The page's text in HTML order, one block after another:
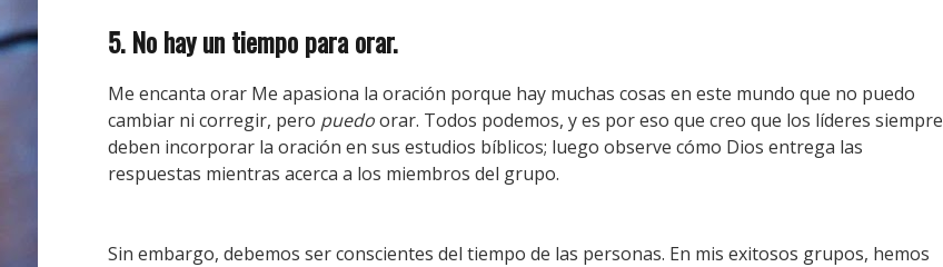
5. No hay un tiempo para orar.
Me encanta orar Me apasiona la oración porque hay muchas cosas en este mundo que no puedo
cambiar ni corregir, pero puedoorar. Todos podemos, y es por eso que creo que los líderes siempre
deben incorporar la oración en sus estudios bíblicos; luego observe cómo Dios entrega las
respuestas mientras acerca a los miembros del grupo.
Sin embargo, debemos ser conscientes del tiempo de las personas. En mis exitosos grupos, hemos